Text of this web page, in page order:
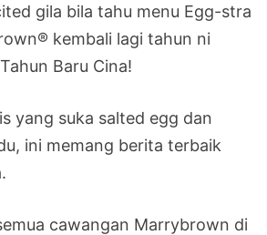
gila bila tahu menu Egg-stra
kembali lagi tahun ni
Baru Cina!
yang suka salted egg dan
ini memang berita terbaik
cawangan Marrybrown di